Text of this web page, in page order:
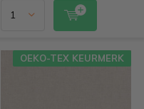
OEKO-TEX KEURMERK